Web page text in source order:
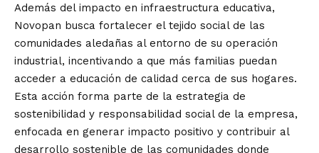
Además del impacto en infraestructura educativa,
Novopan busca fortalecer el tejido social de las
comunidades aledañas al entorno de su operación
industrial, incentivando a que más familias puedan
acceder a educación de calidad cerca de sus hogares.
Esta acción forma parte de la estrategia de
sostenibilidad y responsabilidad social de la empresa,
enfocada en generar impacto positivo y contribuir al
desarrollo sostenible de las comunidades donde